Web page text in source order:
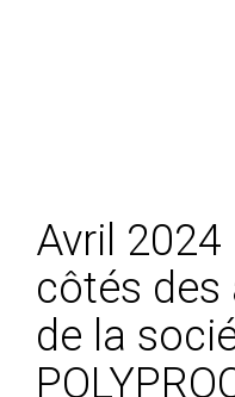
Avril 2024
côtés des
de la